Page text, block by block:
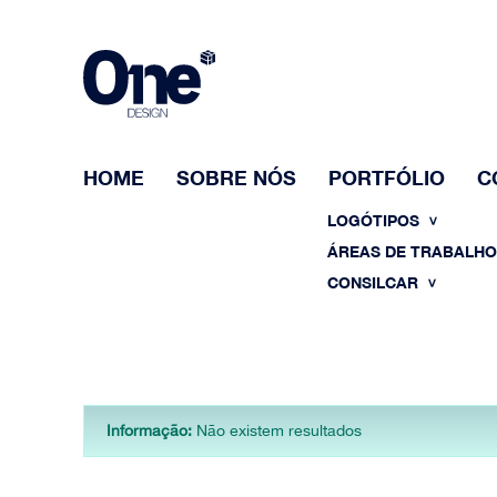
HOME SOBRE NÓS PORTFÓLIO
LOGÓTIPOS
ÁREAS DE TRABALHO
CONSILCAR
Informação: Não existem resultados